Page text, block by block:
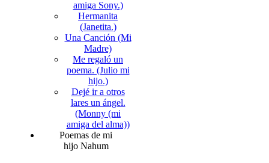
amiga Sony.)
Hermanita
(Janetita.)
Una Canción (Mi
Madre)
Me regaló un
poema. (Julio mi
hijo.)
Dejé ir a otros
lares un ángel.
(Monny (mi
amiga del alma))
Poemas de mi
hijo Nahum